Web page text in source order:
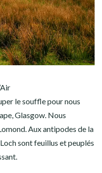
le souffle pour nous
Glasgow. Nous
Aux antipodes de la
sont feuillus et peuplés